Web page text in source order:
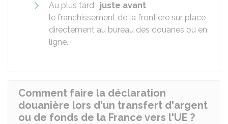
Au plus tard , juste avant
le franchissement de la frontière sur place
directement au bureau des douanes ou en
ligne.
Comment faire la déclaration
douanière lors d'un transfert d'argent
ou de fonds de la France vers l'UE ?